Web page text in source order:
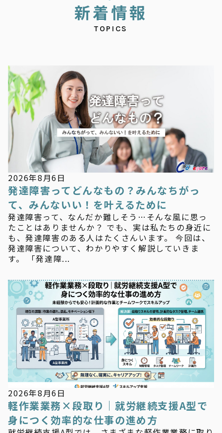
新着情報
TOPICS
新着情報
2026年8月6日
発達障害ってどんなもの？みんなちがっ
て、みんないい！を叶えるために
発達障害って、なんだか難しそう…そんな風に思っ
たことはありませんか？ でも、実は私たちの身近に
も、発達障害のある人はたくさんいます。 今回は、
発達障害について、わかりやすく解説していきま
す。 「発達障...
新着情報
2026年8月6日
軽作業業務×段取り｜就労継続支援A型で
身につく効率的な仕事の進め方